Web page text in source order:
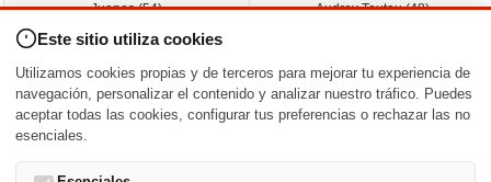
Juanes (54)
Jessica Capshaw (50)
Sam Elliott (82)
Jarvis Hayes (45)
Audrey Tautou (48)
The Edge (65)
Anna Kendrick (41)
Nacimientos y estrenos en la fecha
DD/MM /
Este sitio utiliza cookies
Utilizamos cookies propias y de terceros para mejorar tu experiencia de
navegación, personalizar el contenido y analizar nuestro tráfico. Puedes
aceptar todas las cookies, configurar tus preferencias o rechazar las no
esenciales.